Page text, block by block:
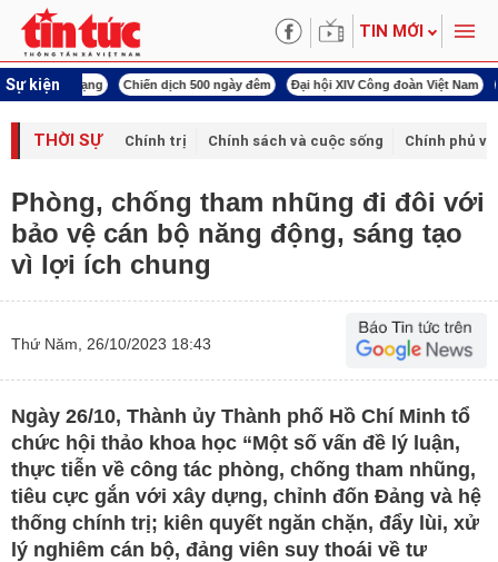
TIN MỚI
Sự kiện
mạng Chiến dịch 500 ngày đêm Đại hội XIV Công đoàn Việt Nam
THỜI SỰ Chính trị Chính sách và cuộc sống Chính phủ
Phòng, chống tham nhũng đi đôi với
bảo vệ cán bộ năng động, sáng tạo
vì lợi ích chung
Thứ Năm, 26/10/2023 18:43
Ngày 26/10, Thành ủy Thành phố Hồ Chí Minh tổ
chức hội thảo khoa học “Một số vấn đề lý luận,
thực tiễn về công tác phòng, chống tham nhũng,
tiêu cực gắn với xây dựng, chỉnh đốn Đảng và hệ
thống chính trị; kiên quyết ngăn chặn, đẩy lùi, xử
lý nghiêm cán bộ, đảng viên suy thoái về tư